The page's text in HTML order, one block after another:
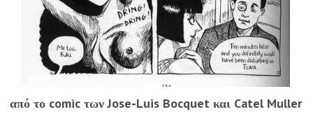
από το comic των Jose-Luis Bocquet και Catel Muller